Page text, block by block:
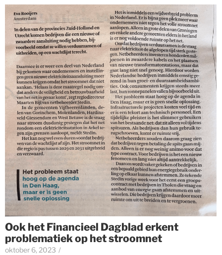
Ook het Financieel Dagblad erkent
problematiek op het stroomnet
oktober 6, 2023 /